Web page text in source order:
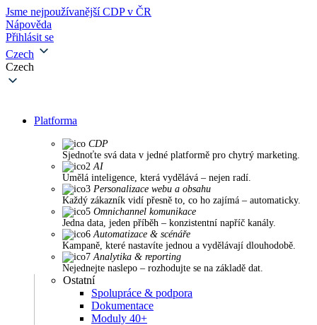
Jsme nejpoužívanější CDP v ČR
Nápověda
Přihlásit se
Czech
Czech
Platforma
CDP
Sjednoťte svá data v jedné platformě pro chytrý marketing.
AI
Umělá inteligence, která vydělává – nejen radí.
Personalizace webu a obsahu
Každý zákazník vidí přesně to, co ho zajímá – automaticky.
Omnichannel komunikace
Jedna data, jeden příběh – konzistentní napříč kanály.
Automatizace & scénáře
Kampaně, které nastavíte jednou a vydělávají dlouhodobě.
Analytika & reporting
Nejednejte naslepo – rozhodujte se na základě dat.
Ostatní
Spolupráce & podpora
Dokumentace
Moduly 40+